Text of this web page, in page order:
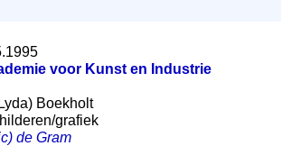
voor Kunst en Industrie
Boekholt
grafiek
de Gram